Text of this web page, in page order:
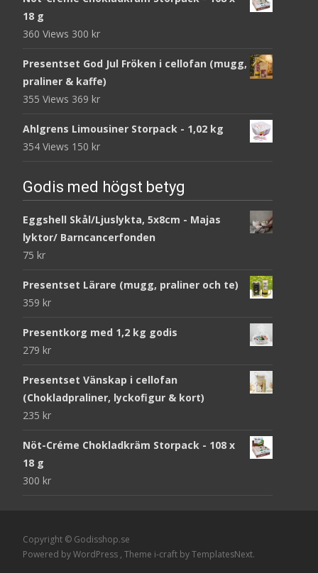
18 g
360 Views 300 kr
Presentset God Jul Fröken i cellofan (mugg,
praliner & kaffe)
355 Views 369 kr
Ahlgrens Limousiner Storpack - 1,02 kg
354 Views 150 kr
Godis med högst betyg
Eggshell Skål/Ljuslykta, 5x8cm - Majas
lyktor/ Barncancerfonden
75 kr
Presentset Lärare (mugg, praliner och te)
359 kr
Presentkorg med 1,2 kg godis
279 kr
Presentset Vänskap i cellofan
(Chokladpraliner, lyckofigur & kort)
235 kr
Nöt-Créme Chokladkräm Storpack - 108 x
18 g
300 kr
Copyright © Godisshop.se
Powered by WordPress , Theme i-craft by TemplatesNext.